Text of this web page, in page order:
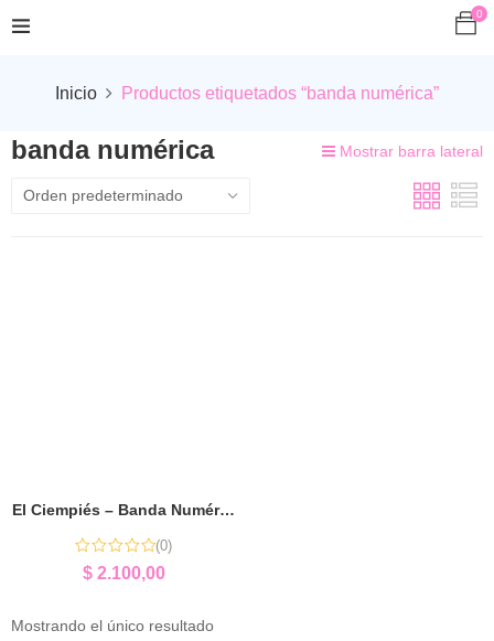
0
Inicio Productos etiquetados “banda numérica”
banda numérica Mostrar barra lateral
El Ciempiés – Banda Numérica (1 al 10) | Aprender Jugando con Números
(0)
$2.100,00
Mostrando el único resultado